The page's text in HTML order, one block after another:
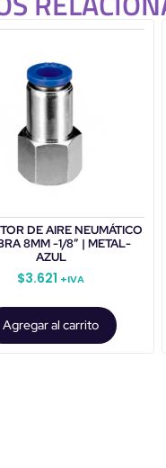
DE AIRE NEUMÁTICO
8MM -1/8″ | METAL-
AZUL
$3.621 +IVA
Agregar al carrito